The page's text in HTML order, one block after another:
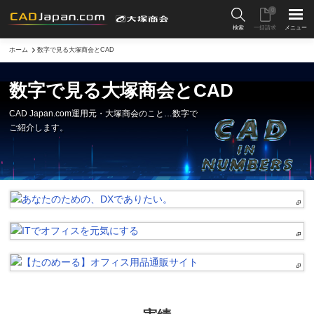
検索 一括請求
0
メニュー
ホーム 数字で見る大塚商会とCAD
数字で見る大塚商会とCAD
CAD Japan.com運用元・大塚商会のこと…数字で
ご紹介します。